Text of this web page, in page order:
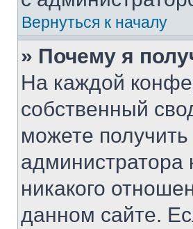
Вернуться к началу
» Почему я
На каждой
собственный
можете
никакого
данном сайте.